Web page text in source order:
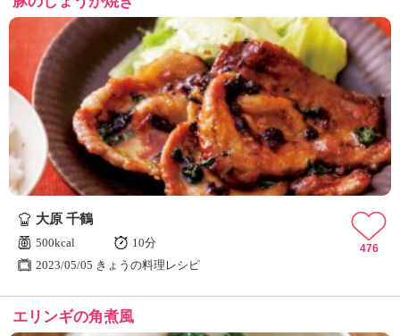
大原 千鶴
500kcal
10分
2023/05/05 きょうの料理レシピ
476
エリンギの角煮風